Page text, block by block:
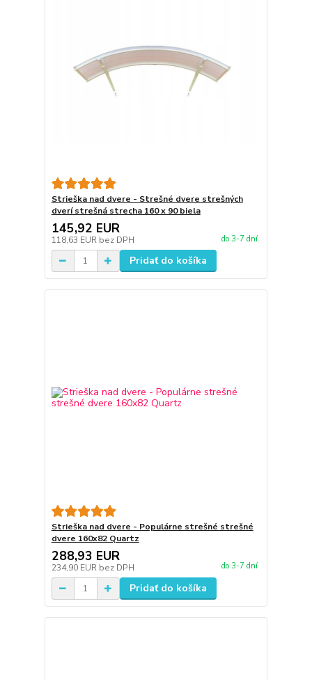
Strieška nad dvere - Strešné dvere strešných
dverí strešná strecha 160 x 90 biela
145,92 EUR
118,63 EUR bez DPH do 3-7 dní
Pridať do košíka
Strieška nad dvere - Populárne strešné strešné
dvere 160x82 Quartz
288,93 EUR
234,90 EUR bez DPH do 3-7 dní
Pridať do košíka